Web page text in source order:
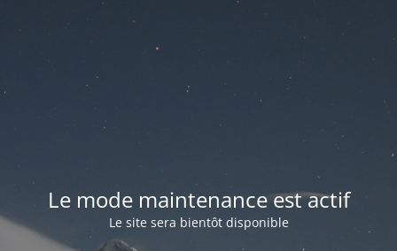
Le mode maintenance est actif
Le site sera bientôt disponible